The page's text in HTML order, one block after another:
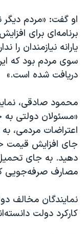
او گفت: «مردم دیگر
برنامه‌ای برای
یارانه‌ نیازمندان را
سوی مردم بود که
دریافت شده است.»
محمود صادقی،
«مسئولان دولتی
اعتراضات مردمی،
جای افزایش قیمت‌
دهید. به جای
مصارف صرفه‌جویی
نمایندگان مخالف
کارکرد دولت